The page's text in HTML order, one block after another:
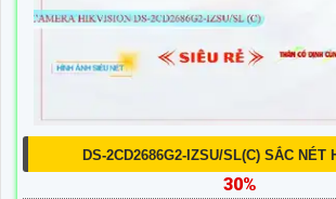
DS-2CD2686G2-IZSU/SL(C) SẮC NÉT
30%